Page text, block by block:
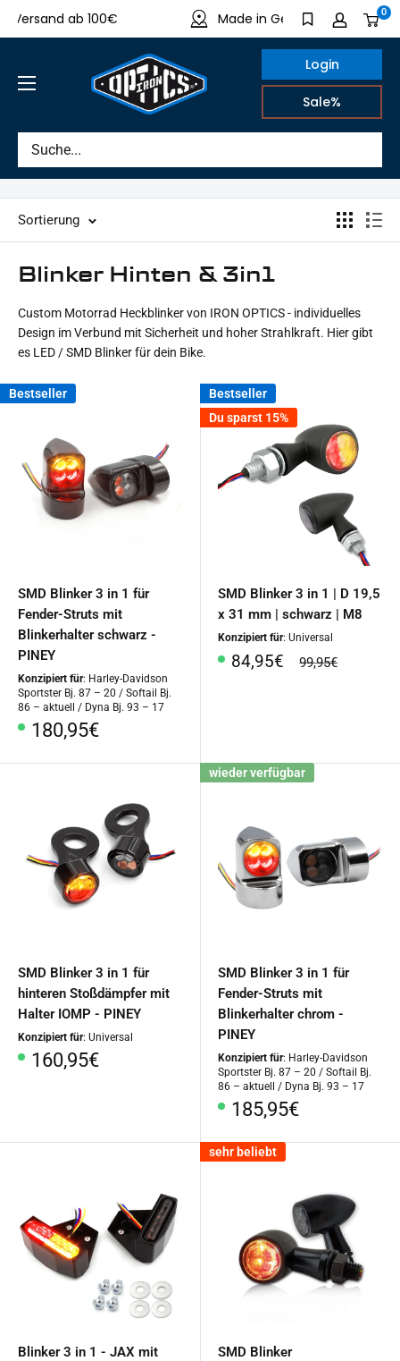
Direkt
zum
ab 100€ Made in Germany 0
IRON
Login
Sale%
Sortierung
Blinker Hinten & 3in1
Custom Motorrad Heckblinker von IRON OPTICS - individuelles
Design im Verbund mit Sicherheit und hoher Strahlkraft. Hier gibt
es LED / SMD Blinker für dein Bike.
Bestseller
SMD Blinker 3 in 1 für
Fender-Struts mit
Blinkerhalter schwarz -
PINEY
Konzipiert für: Harley-Davidson
Sportster Bj. 87 – 20 / Softail Bj.
86 – aktuell / Dyna Bj. 93 – 17
Sonderpreis
180,95€
Bestseller
Du sparst 15%
SMD Blinker 3 in 1 | D 19,5
x 31 mm | schwarz | M8
Konzipiert für: Universal
Sonderpreis
84,95€ Normalpreis
99,95€
SMD Blinker 3 in 1 für
hinteren Stoßdämpfer mit
Halter IOMP - PINEY
Konzipiert für: Universal
Sonderpreis
160,95€
wieder verfügbar
SMD Blinker 3 in 1 für
Fender-Struts mit
Blinkerhalter chrom -
PINEY
Konzipiert für: Harley-Davidson
Sportster Bj. 87 – 20 / Softail Bj.
86 – aktuell / Dyna Bj. 93 – 17
Sonderpreis
185,95€
Blinker 3 in 1 - JAX mit
sehr beliebt
SMD Blinker